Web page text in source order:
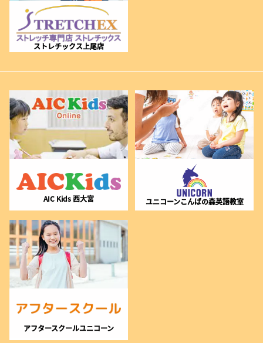
ストレチックス上尾店
AIC Kids 西大宮 ユニコーンこんばの森英語教室
アフタースクールユニコーン